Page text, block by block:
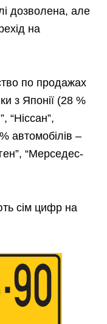
дозволена, але
на
по продажах
з Японії (28 %
“Ніссан”,
автомобілів –
“Мерседес-
сім цифр на